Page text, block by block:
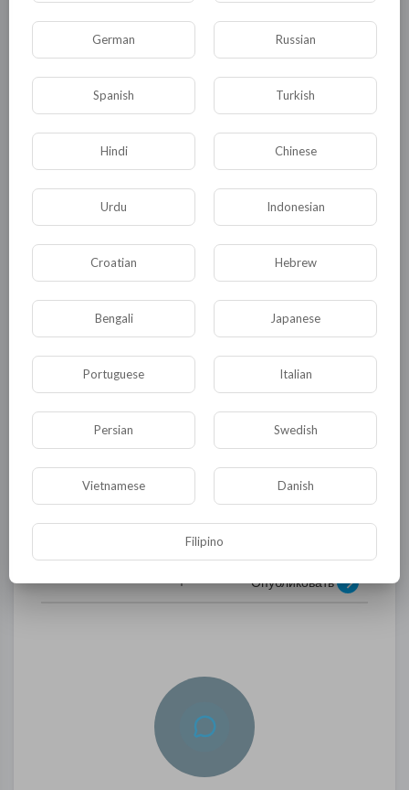
нами и показать этот маршрут.
Не буду описывать то, что мы видели.
Всё, почти всё это есть в фотографиях,
которые я выставляю в этом посту,
выставляю также видеоролик.
Фотографий сотни, но я решил не тянуть
постов, а уложиться в три части.
Приятного просмотра вам, друзья мои...
P.S. До конца маршрута, т.е. до с.Каринтак,
мы так и не дошли, если честно. Впрочем,
это меня радует – есть мотивация для
того, чтобы ещё раз пойти туда, в это
http://www.kavkaz-
uzel.ru/blogs/929/posts/22305
Опубликовать
German Russian
Spanish Turkish
Hindi Chinese
Urdu Indonesian
Croatian Hebrew
Bengali Japanese
Portuguese Italian
Persian Swedish
Vietnamese Danish
Filipino